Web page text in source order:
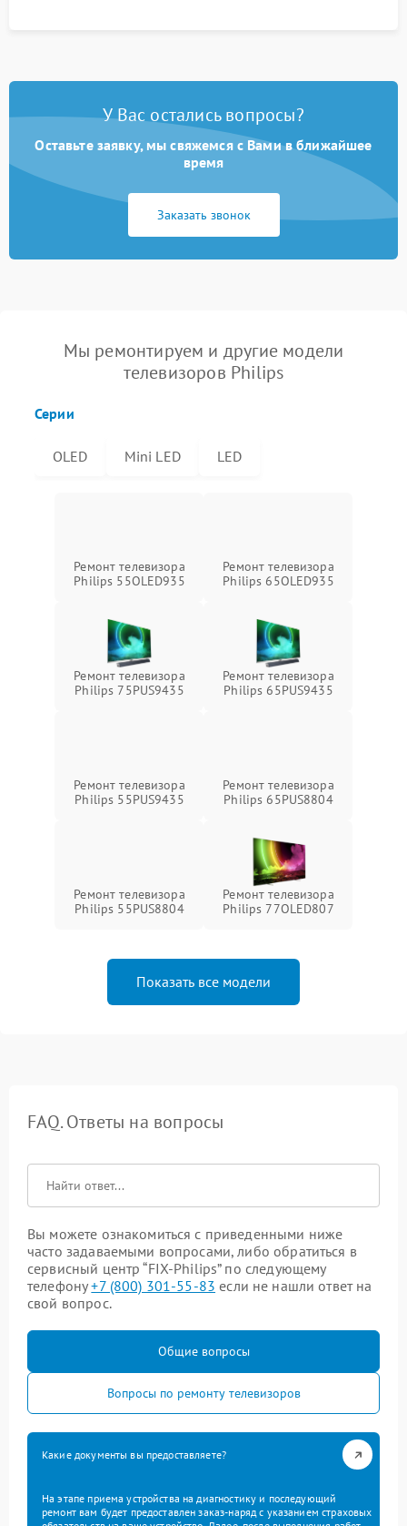
У Вас остались вопросы?
Оставьте заявку, мы свяжемся с Вами в ближайшее
время
Заказать звонок
Мы ремонтируем и другие модели
телевизоров Philips
Серии
OLED Mini LED LED
Ремонт телевизора
Philips 55OLED935
Ремонт телевизора
Philips 65OLED935
Ремонт телевизора
Philips 75PUS9435
Ремонт телевизора
Philips 65PUS9435
Ремонт телевизора
Philips 55PUS9435
Ремонт телевизора
Philips 65PUS8804
Ремонт телевизора
Philips 55PUS8804
Ремонт телевизора
Philips 77OLED807
Показать все модели
FAQ. Ответы на вопросы
Вы можете ознакомиться с приведенными ниже
часто задаваемыми вопросами, либо обратиться в
сервисный центр “FIX-Philips” по следующему
телефону+7 (800) 301-55-83 если не нашли ответ на
свой вопрос.
Общие вопросы
Вопросы по ремонту телевизоров
Какие документы вы предоставляете?
На этапе приема устройства на диагностику и последующий
ремонт вам будет предоставлен заказ-наряд с указанием страховых